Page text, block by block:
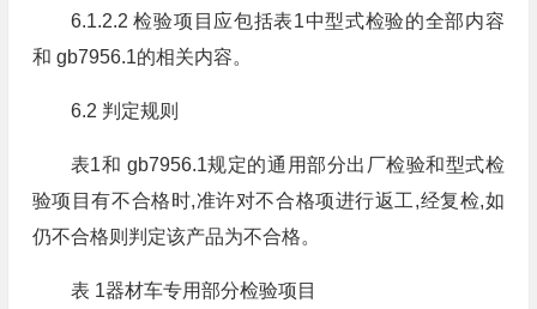
6.1.2.2 检验项目应包括表1中型式检验的全部内容
和 gb7956.1的相关内容。
6.2 判定规则
表1和 gb7956.1规定的通用部分出厂检验和型式检
验项目有不合格时,准许对不合格项进行返工,经复检,如
仍不合格则判定该产品为不合格。
表 1器材车专用部分检验项目